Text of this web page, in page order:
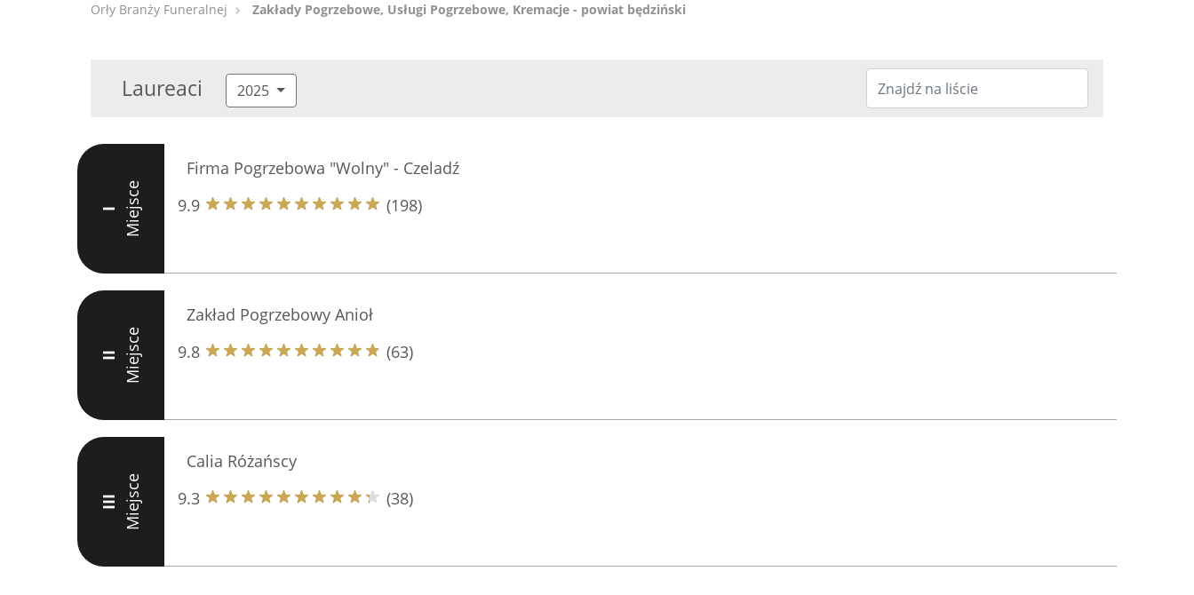
Orły Branży Funeralnej Zakłady Pogrzebowe, Usługi Pogrzebowe, Kremacje - powiat będziński
Laureaci 2025
I Miejsce
Firma Pogrzebowa "Wolny" - Czeladź
9.9
(198)
II Miejsce
Zakład Pogrzebowy Anioł
9.8
(63)
III Miejsce
Calia Różańscy
9.3
(38)